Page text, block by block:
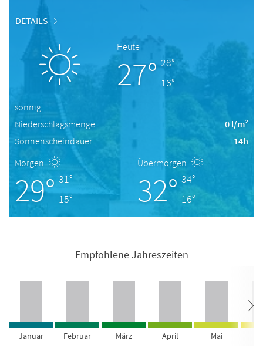
DETAILS
Heute
27° 28°
16°
sonnig
Niederschlagsmenge
0 l/m²
Sonnenscheindauer
14h
Morgen
29° 31°
15°
Übermorgen
32° 34°
16°
Empfohlene Jahreszeiten
Januar Februar März April Mai